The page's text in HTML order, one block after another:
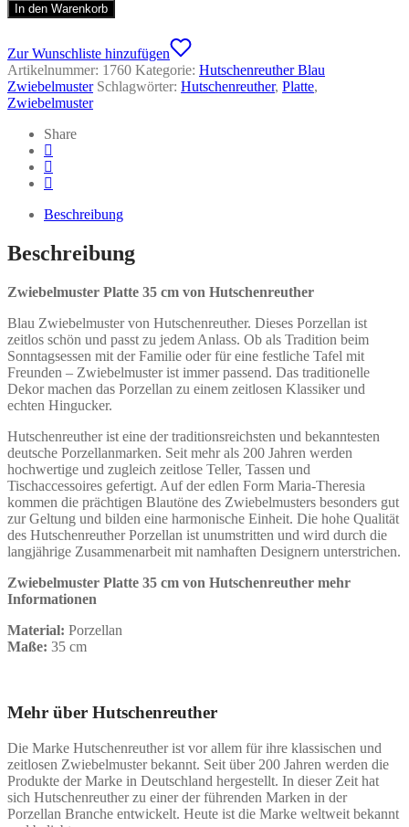
In den Warenkorb
Zur Wunschliste hinzufügen
Artikelnummer: 1760 Kategorie: Hutschenreuther Blau
Zwiebelmuster Schlagwörter: Hutschenreuther, Platte,
Zwiebelmuster
Share
Beschreibung
Beschreibung
Zwiebelmuster Platte 35 cm von Hutschenreuther
Blau Zwiebelmuster von Hutschenreuther. Dieses Porzellan ist
zeitlos schön und passt zu jedem Anlass. Ob als Tradition beim
Sonntagsessen mit der Familie oder für eine festliche Tafel mit
Freunden – Zwiebelmuster ist immer passend. Das traditionelle
Dekor machen das Porzellan zu einem zeitlosen Klassiker und
echten Hingucker.
Hutschenreuther ist eine der traditionsreichsten und bekanntesten
deutsche Porzellanmarken. Seit mehr als 200 Jahren werden
hochwertige und zugleich zeitlose Teller, Tassen und
Tischaccessoires gefertigt. Auf der edlen Form Maria-Theresia
kommen die prächtigen Blautöne des Zwiebelmusters besonders gut
zur Geltung und bilden eine harmonische Einheit. Die hohe Qualität
des Hutschenreuther Porzellan ist unumstritten und wird durch die
langjährige Zusammenarbeit mit namhaften Designern unterstrichen.
Zwiebelmuster Platte 35 cm von Hutschenreuther mehr
Informationen
Material: Porzellan
Maße: 35 cm
Mehr über Hutschenreuther
Die Marke Hutschenreuther ist vor allem für ihre klassischen und
zeitlosen Zwiebelmuster bekannt. Seit über 200 Jahren werden die
Produkte der Marke in Deutschland hergestellt. In dieser Zeit hat
sich Hutschenreuther zu einer der führenden Marken in der
Porzellan Branche entwickelt. Heute ist die Marke weltweit bekannt